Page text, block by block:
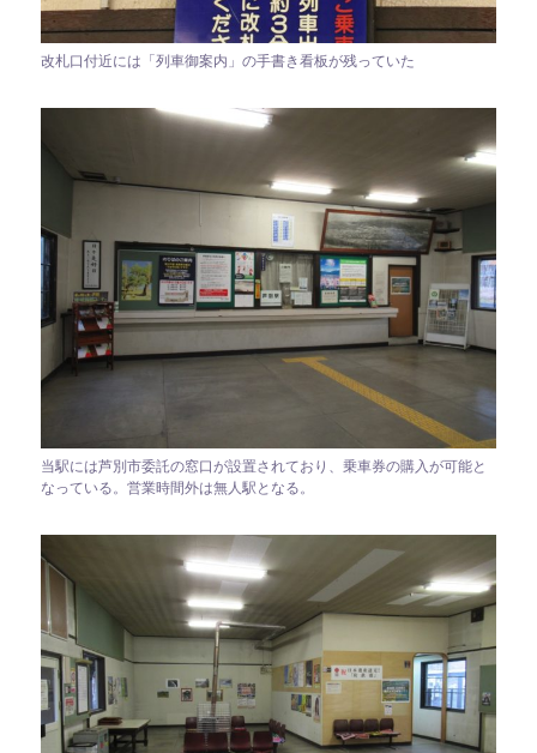
改札口付近には「列車御案内」の手書き看板が残っていた
当駅には芦別市委託の窓口が設置されており、乗車券の購入が可能と
なっている。営業時間外は無人駅となる。